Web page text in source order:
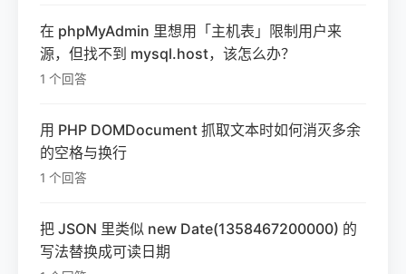
在 phpMyAdmin 里想用「主机表」限制用户来
源，但找不到 mysql.host，该怎么办？
1 个回答
用 PHP DOMDocument 抓取文本时如何消灭多余
的空格与换行
1 个回答
把 JSON 里类似 new Date(1358467200000) 的
写法替换成可读日期